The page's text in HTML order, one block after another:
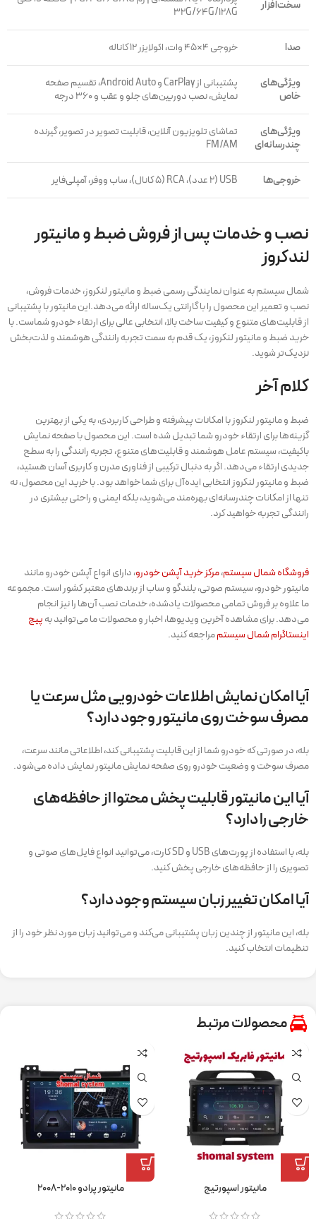
سخت‌افزار
32G/64G/128G
صدا خروجی ۴×۴۵ وات، اکولایزر ۱۲ کاناله
ویژگی‌های
خاص
پشتیبانی از CarPlay و Android Auto، تقسیم صفحه
نمایش، نصب دوربین‌های جلو و عقب و ۳۶۰ درجه
ویژگی‌های
چندرسانه‌ای
تماشای تلویزیون آنلاین، قابلیت تصویر در تصویر، گیرنده
FM/AM
خروجی‌ها USB (2 عدد)، RCA (5 کانال)، ساب ووفر، آمپلی‌فایر
نصب و خدمات پس از فروش ضبط و مانیتور
لندکروز
شمال سیستم به عنوان نمایندگی رسمی ضبط و مانیتور لنکروز، خدمات فروش،
نصب و تعمیر این محصول را با گارانتی یک‌ساله ارائه می‌دهد.این مانیتور با پشتیبانی
از قابلیت‌های متنوع و کیفیت ساخت بالا، انتخابی عالی برای ارتقاء خودرو شماست. با
خرید ضبط و مانیتور لنکروز، یک قدم به سمت تجربه رانندگی هوشمند و لذت‌بخش
نزدیک‌تر شوید.
کلام آخر
ضبط و مانیتور لنکروز با امکانات پیشرفته و طراحی کاربردی، به یکی از بهترین
گزینه‌ها برای ارتقاء خودرو شما تبدیل شده است. این محصول با صفحه نمایش
باکیفیت، سیستم عامل هوشمند و قابلیت‌های متنوع، تجربه رانندگی را به سطح
جدیدی ارتقاء می‌دهد. اگر به دنبال ترکیبی از فناوری مدرن و کاربری آسان هستید،
ضبط و مانیتور لنکروز انتخابی ایده‌آل برای شما خواهد بود. با خرید این محصول، نه
تنها از امکانات چندرسانه‌ای بهره‌مند می‌شوید، بلکه ایمنی و راحتی بیشتری در
رانندگی تجربه خواهید کرد.
فروشگاه شمال سیستم،مرکز خرید آپشن خودرو، دارای انواع آپشن خودرو مانند
مانیتور خودرو، سیستم صوتی، بلندگو و ساب از برندهای معتبر کشور است. مجموعه
ما علاوه بر فروش تمامی محصولات یادشده، خدمات نصب آن‌ها را نیز انجام
می‌دهد. برای مشاهده آخرین ویدیوها، اخبار و محصولات ما می‌توانید بهپیج
اینستاگرام شمال سیستممراجعه کنید.
آیا امکان نمایش اطلاعات خودرویی مثل سرعت یا
مصرف سوخت روی مانیتور وجود دارد؟
بله، در صورتی که خودرو شما از این قابلیت پشتیبانی کند، اطلاعاتی مانند سرعت،
مصرف سوخت و وضعیت خودرو روی صفحه نمایش مانیتور نمایش داده می‌شود.
آیا این مانیتور قابلیت پخش محتوا از حافظه‌های
خارجی را دارد؟
بله، با استفاده از پورت‌های USB و SD کارت، می‌توانید انواع فایل‌های صوتی و
تصویری را از حافظه‌های خارجی پخش کنید.
آیا امکان تغییر زبان سیستم وجود دارد؟
بله، این مانیتور از چندین زبان پشتیبانی می‌کند و می‌توانید زبان مورد نظر خود را از
تنظیمات انتخاب کنید.
محصولات مرتبط
مانیتور اسپورتیج مانیتور پرادو ۲۰۱۰-۲۰۰۸